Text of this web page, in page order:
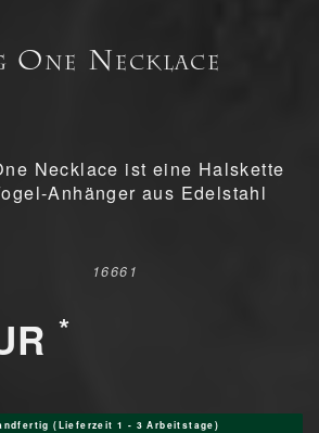
One Necklace
Necklace ist eine Halskette
Anhänger aus Edelstahl
16661
*
(Lieferzeit 1 - 3 Arbeitstage)